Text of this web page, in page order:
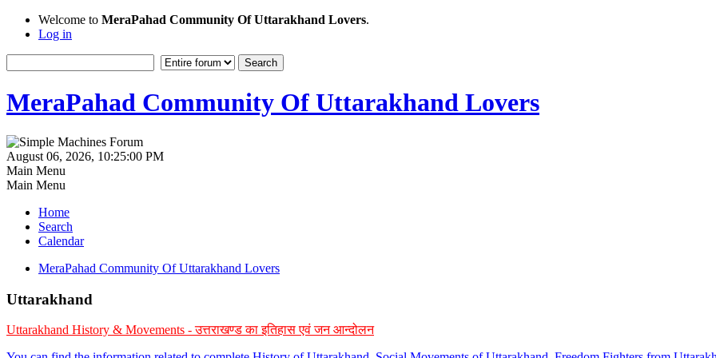
Welcome to MeraPahad Community Of Uttarakhand Lovers.
Log in
MeraPahad Community Of Uttarakhand Lovers
August 06, 2026, 10:25:00 PM
Main Menu
Main Menu
Home
Search
Calendar
MeraPahad Community Of Uttarakhand Lovers
Uttarakhand
Uttarakhand History & Movements - उत्तराखण्ड का इतिहास एवं जन आन्दोलन